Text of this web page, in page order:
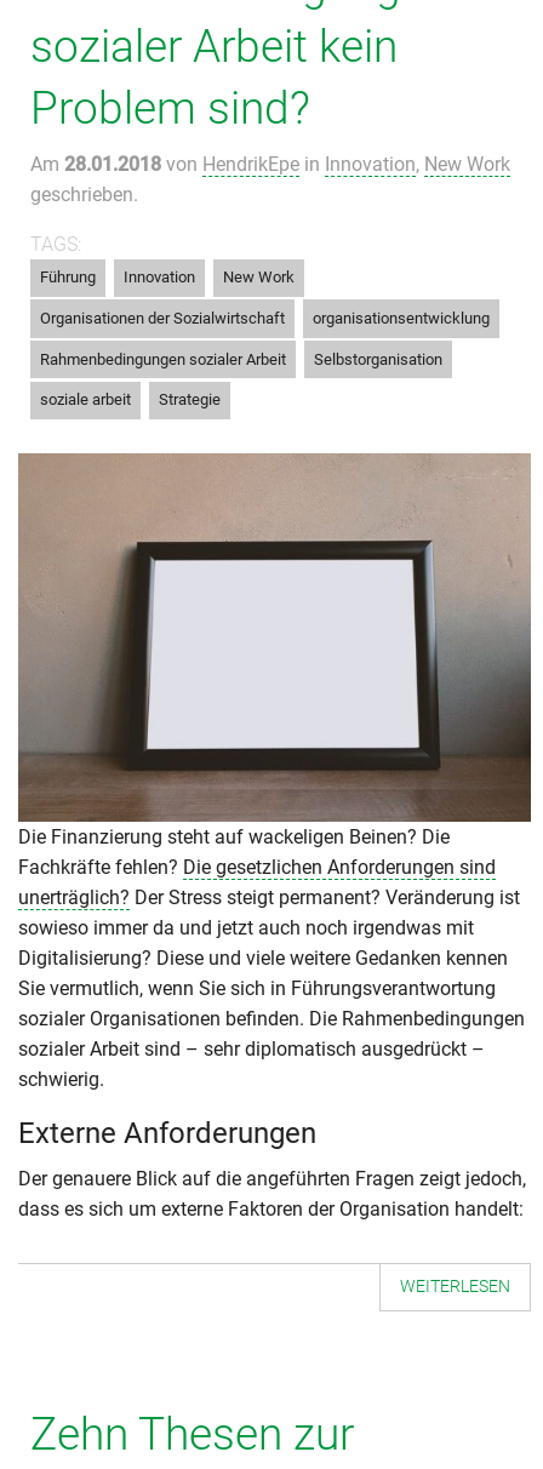
sozialer Arbeit kein
Problem sind?
Am 28.01.2018 von HendrikEpe in Innovation, New Work
geschrieben.
TAGS:
Führung Innovation New Work
Organisationen der Sozialwirtschaft organisationsentwicklung
Rahmenbedingungen sozialer Arbeit Selbstorganisation
soziale arbeit Strategie
Die Finanzierung steht auf wackeligen Beinen? Die
Fachkräfte fehlen? Die gesetzlichen Anforderungen sind
unerträglich? Der Stress steigt permanent? Veränderung ist
sowieso immer da und jetzt auch noch irgendwas mit
Digitalisierung? Diese und viele weitere Gedanken kennen
Sie vermutlich, wenn Sie sich in Führungsverantwortung
sozialer Organisationen befinden. Die Rahmenbedingungen
sozialer Arbeit sind – sehr diplomatisch ausgedrückt –
schwierig.
Externe Anforderungen
Der genauere Blick auf die angeführten Fragen zeigt jedoch,
dass es sich um externe Faktoren der Organisation handelt:
WEITERLESEN
Zehn Thesen zur